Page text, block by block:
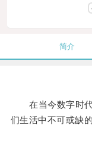
简介
在当今数字时代
们生活中不可或缺